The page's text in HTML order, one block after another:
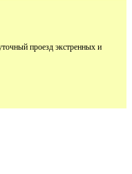
проезд экстренных и